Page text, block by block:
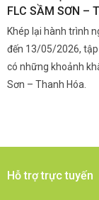
FLC SẦM SƠN –
Khép lại hành trình
đến 13/05/2026, tập
có những khoảnh
Sơn – Thanh Hóa.
Hỗ trợ trực tuyến